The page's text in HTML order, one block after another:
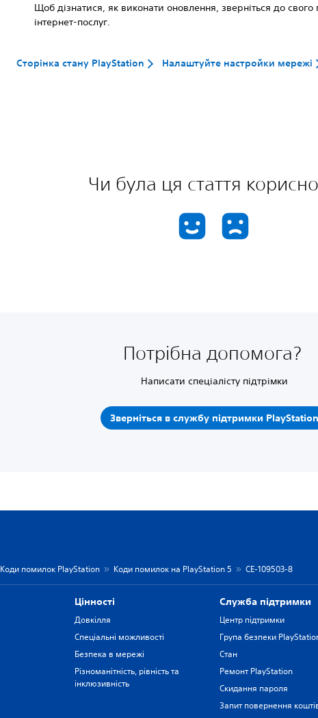
Щоб дізнатися, як виконати оновлення, зверніться до свого
інтернет-послуг.
Сторінка стану PlayStation Налаштуйте настройки мережі
Чи була ця стаття
Потрібна допомога?
Написати спеціалісту підтрімки
Зверніться в службу підтримки PlayStation
Коди помилок PlayStation Коди помилок на PlayStation 5 CE-109503-8
Цiнностi
Довкілля
Спеціальні можливості
Безпека в мережі
Різноманітність, рівність та
інклюзивність
Служба підтримки
Центр підтримки
Група безпеки
Стан
Ремонт PlayStation
Скидання пароля
Запит повернення